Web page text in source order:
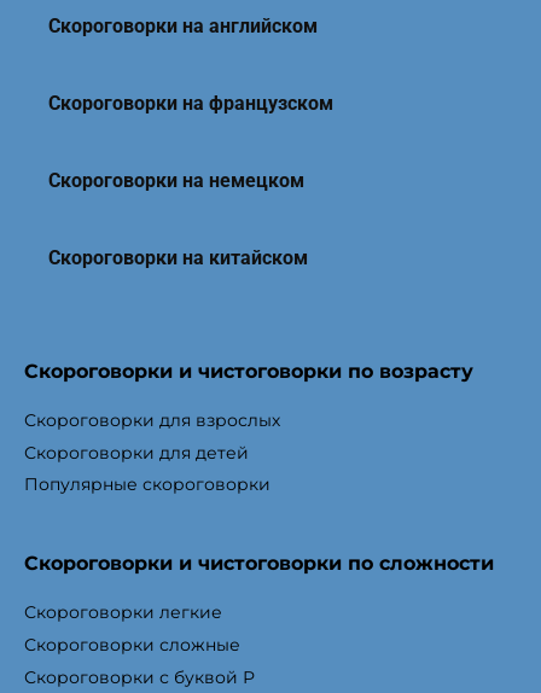
Скороговорки на английском
Скороговорки на французском
Скороговорки на немецком
Скороговорки на китайском
Скороговорки и чистоговорки по возрасту
Скороговорки для взрослых
Скороговорки для детей
Популярные скороговорки
Скороговорки и чистоговорки по сложности
Скороговорки легкие
Скороговорки сложные
Скороговорки с буквой Р